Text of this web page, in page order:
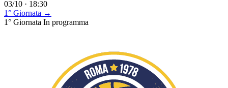
03/10 · 18:30
1° Giornata →
1° Giornata In programma